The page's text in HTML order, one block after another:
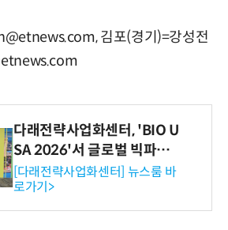
김포(경기)=강성전
다래전략사업화센터, 'BIO U
SA 2026'서 글로벌 빅파마
와의 비즈니스 미팅 지원…K
-바이오 해외 진출 교두보 확
보
[다래전략사업화센터] 뉴스룸 바
로가기>